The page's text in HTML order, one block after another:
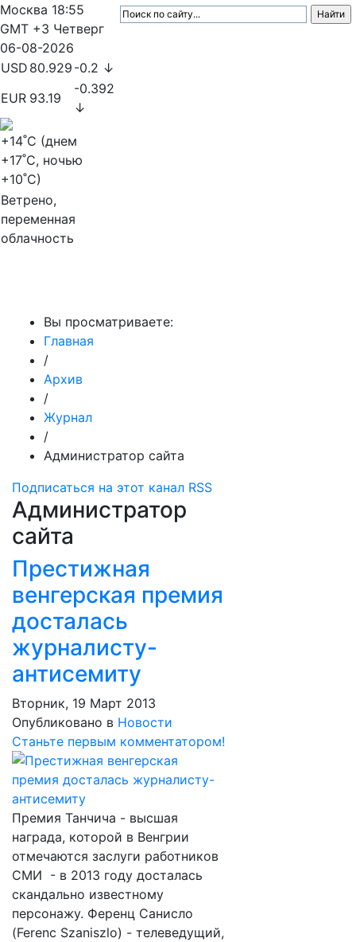
Москва 18:55
GMT +3 Четверг
06-08-2026
USD 80.929 -0.2 ↓
EUR 93.19
-0.392
↓
+14˚C (днем
+17˚C, ночью
+10˚C)
Ветрено,
переменная
облачность
Вы просматриваете:
Главная
/
Архив
/
Журнал
/
Администратор сайта
Подписаться на этот канал RSS
Администратор
сайта
Престижная
венгерская премия
досталась
журналисту-
антисемиту
Вторник, 19 Март 2013
Опубликовано в Новости
Станьте первым комментатором!
Премия Танчича - высшая
награда, которой в Венгрии
отмечаются заслуги работников
СМИ - в 2013 году досталась
скандально известному
персонажу. Ференц Санисло
(Ferenc Szaniszlo) - телеведущий,